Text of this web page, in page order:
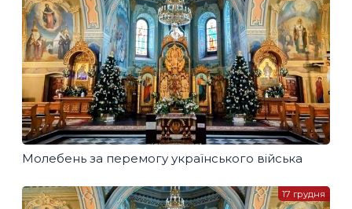
Молебень за перемогу українського війська
17 грудня